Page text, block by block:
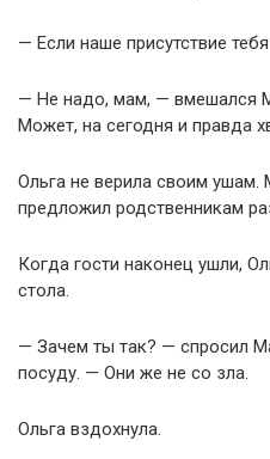
— Если наше присутствие
— Не надо, мам, — вмешался
Может, на сегодня и правда
Ольга не верила своим ушам.
предложил родственникам
Когда гости наконец ушли,
стола.
— Зачем ты так? — спросил
посуду. — Они же не со зла.
Ольга вздохнула.